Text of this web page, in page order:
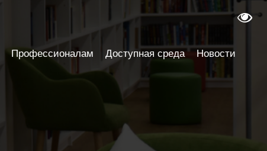
Профессионалам Доступная среда Новости